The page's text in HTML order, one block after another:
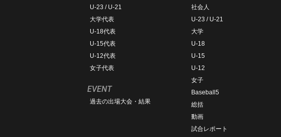
U-23 / U-21
大学代表
U-18代表
U-15代表
U-12代表
女子代表
EVENT
過去の出場大会・結果
社会人
U-23 / U-21
大学
U-18
U-15
U-12
女子
Baseball5
総括
動画
試合レポート